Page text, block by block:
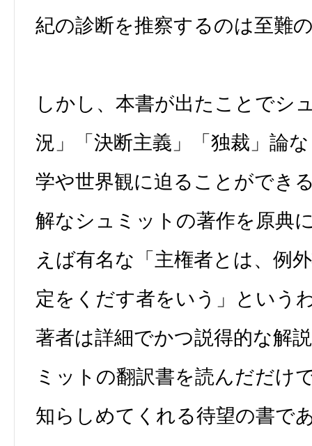
紀の診断を推察するのは至難
しかし、本書が出たことでシ
況」「決断主義」「独裁」論
学や世界観に迫ることができ
解なシュミットの著作を原典
えば有名な「主権者とは、例
定をくだす者をいう」という
著者は詳細でかつ説得的な解
ミットの翻訳書を読んだだけ
知らしめてくれる待望の書で